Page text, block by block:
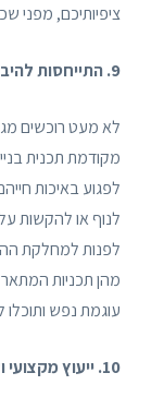
ציפיותיכם, מפני
9. התייחסות להיבט המשפטי של תכנית מתאר מקומית
לא מעט רוכשים
לפגוע באיכות
לנוף או להקשות
לפנות למחלקת
מהן תכניות
עוגמת נפש
10. ייעוץ מקצועי וליווי אישי